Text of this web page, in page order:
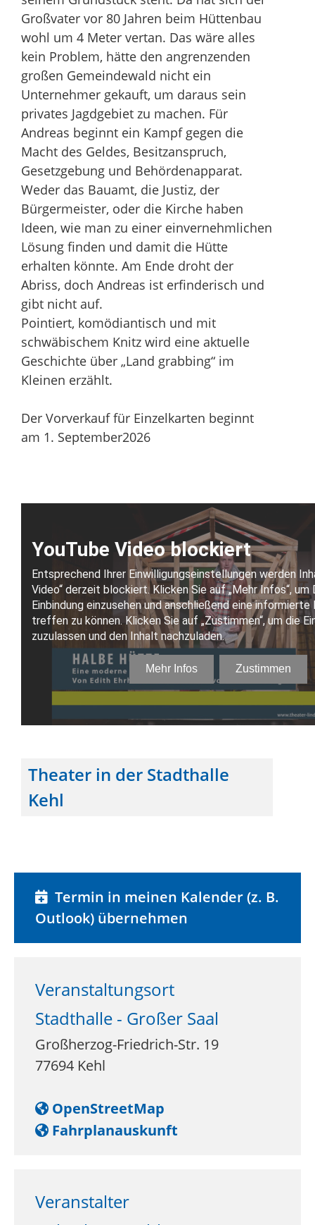
Großvater vor 80 Jahren beim Hüttenbau
wohl um 4 Meter vertan. Das wäre alles
kein Problem, hätte den angrenzenden
großen Gemeindewald nicht ein
Unternehmer gekauft, um daraus sein
privates Jagdgebiet zu machen. Für
Andreas beginnt ein Kampf gegen die
Macht des Geldes, Besitzanspruch,
Gesetzgebung und Behördenapparat.
Weder das Bauamt, die Justiz, der
Bürgermeister, oder die Kirche haben
Ideen, wie man zu einer einvernehmlichen
Lösung finden und damit die Hütte
erhalten könnte. Am Ende droht der
Abriss, doch Andreas ist erfinderisch und
gibt nicht auf.
Pointiert, komödiantisch und mit
schwäbischem Knitz wird eine aktuelle
Geschichte über „Land grabbing“ im
Kleinen erzählt.
Der Vorverkauf für Einzelkarten beginnt
am 1. September2026
Theater in der Stadthalle
Kehl
Termin in meinen Kalender (z. B.
Outlook) übernehmen
Veranstaltungsort
Stadthalle - Großer Saal
Großherzog-Friedrich-Str. 19
77694 Kehl
OpenStreetMap
Fahrplanauskunft
Veranstalter